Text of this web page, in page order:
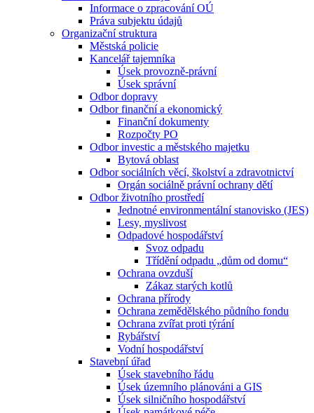
Informace o zpracování OÚ
Práva subjektu údajů
Organizační struktura
Městská policie
Kancelář tajemníka
Úsek provozně-právní
Úsek správní
Odbor dopravy
Odbor finanční a ekonomický
Finanční dokumenty
Rozpočty PO
Odbor investic a městského majetku
Bytová oblast
Odbor sociálních věcí, školství a zdravotnictví
Orgán sociálně právní ochrany dětí
Odbor životního prostředí
Jednotné environmentální stanovisko (JES)
Lesy, myslivost
Odpadové hospodářství
Svoz odpadu
Třídění odpadu „dům od domu“
Ochrana ovzduší
Zákaz starých kotlů
Ochrana přírody
Ochrana zemědělského půdního fondu
Ochrana zvířat proti týrání
Rybářství
Vodní hospodářství
Stavební úřad
Úsek stavebního řádu
Úsek územního plánováni a GIS
Úsek silničního hospodářství